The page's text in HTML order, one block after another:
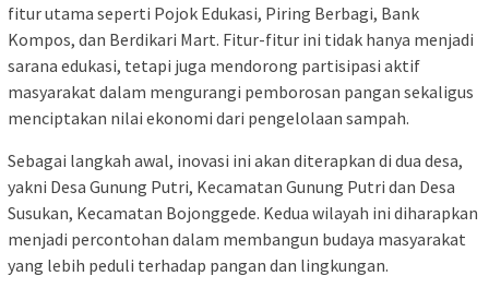
fitur utama seperti Pojok Edukasi, Piring Berbagi, Bank
Kompos, dan Berdikari Mart. Fitur-fitur ini tidak hanya menjadi
sarana edukasi, tetapi juga mendorong partisipasi aktif
masyarakat dalam mengurangi pemborosan pangan sekaligus
menciptakan nilai ekonomi dari pengelolaan sampah.
Sebagai langkah awal, inovasi ini akan diterapkan di dua desa,
yakni Desa Gunung Putri, Kecamatan Gunung Putri dan Desa
Susukan, Kecamatan Bojonggede. Kedua wilayah ini diharapkan
menjadi percontohan dalam membangun budaya masyarakat
yang lebih peduli terhadap pangan dan lingkungan.